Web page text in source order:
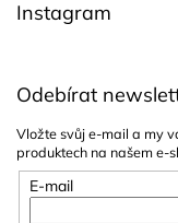
Instagram
Odebírat
Vložte svůj e-mail a my
produktech na našem e-
E-mail